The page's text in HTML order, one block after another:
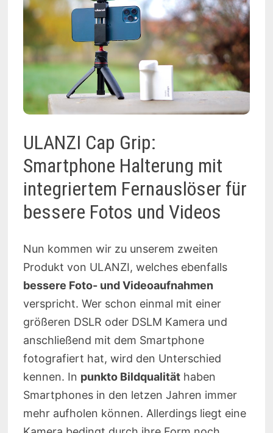
ULANZI Cap Grip:
Smartphone Halterung mit
integriertem Fernauslöser für
bessere Fotos und Videos
Nun kommen wir zu unserem zweiten
Produkt von ULANZI, welches ebenfalls
bessere Foto- und Videoaufnahmen
verspricht. Wer schon einmal mit einer
größeren DSLR oder DSLM Kamera und
anschließend mit dem Smartphone
fotografiert hat, wird den Unterschied
kennen. In punkto Bildqualitäthaben
Smartphones in den letzen Jahren immer
mehr aufholen können. Allerdings liegt eine